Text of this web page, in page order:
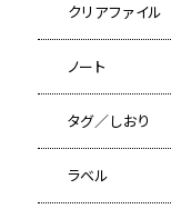
クリアファイル
ノート
タグ／しおり
ラベル